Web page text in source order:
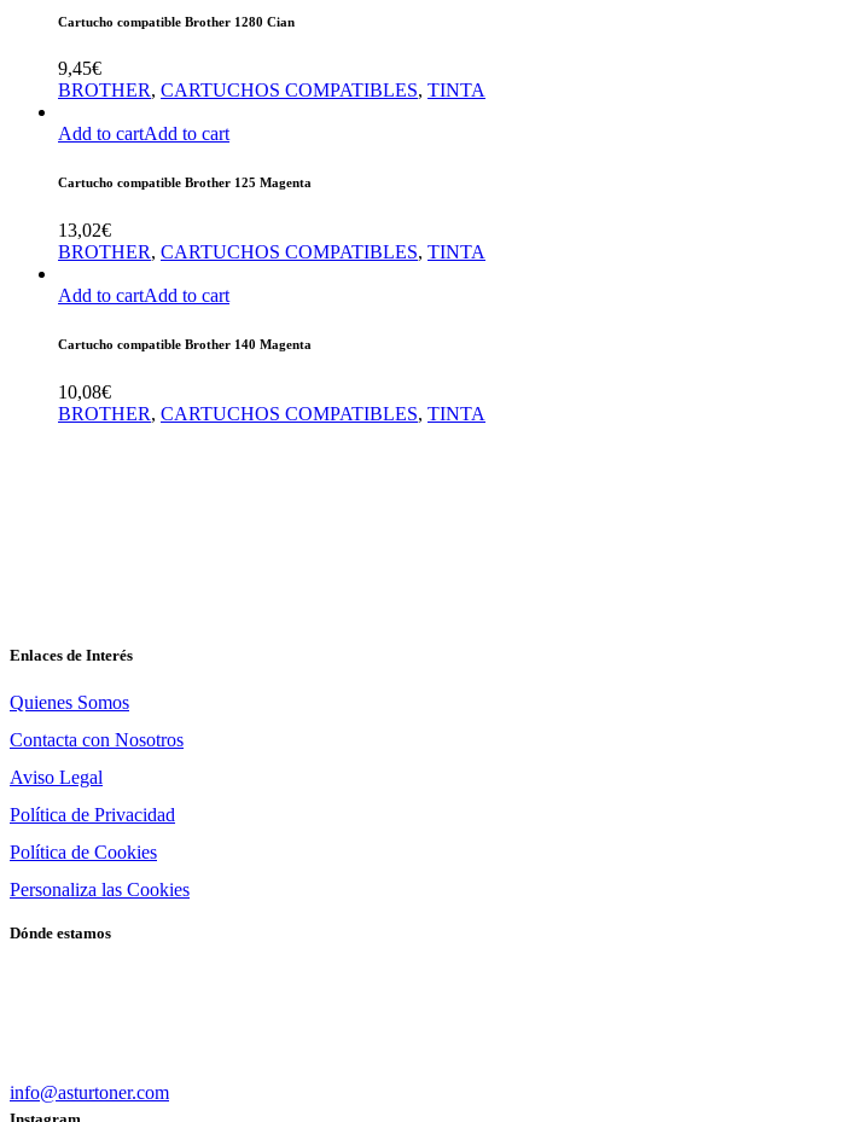
Cartucho compatible Brother 1280 Cian
9,45€
BROTHER, CARTUCHOS COMPATIBLES, TINTA
Add to cartAdd to cart
Cartucho compatible Brother 125 Magenta
13,02€
BROTHER, CARTUCHOS COMPATIBLES, TINTA
Add to cartAdd to cart
Cartucho compatible Brother 140 Magenta
10,08€
BROTHER, CARTUCHOS COMPATIBLES, TINTA
Enlaces de Interés
Quienes Somos
Contacta con Nosotros
Aviso Legal
Política de Privacidad
Política de Cookies
Personaliza las Cookies
Dónde estamos
info@asturtoner.com